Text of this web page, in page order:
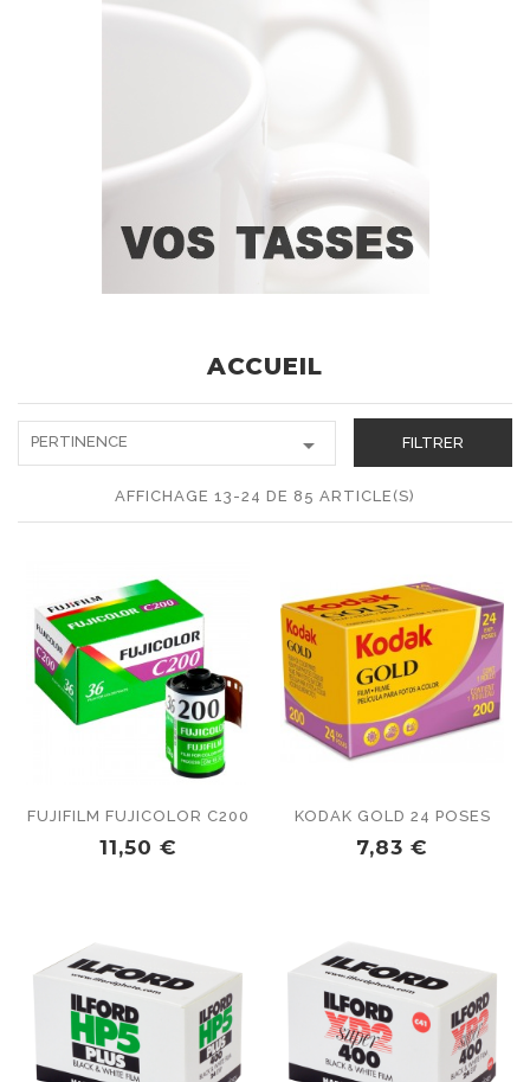
ACCUEIL
PERTINENCE  FILTRER
AFFICHAGE 13-24 DE 85 ARTICLE(S)
RUPTURE
DE
STOCK
FUJIFILM FUJICOLOR C200
PRIX
11,50 €
RUPTURE
DE
STOCK
KODAK GOLD 24 POSES
PRIX
7,83 €
DE
STOCK
DE
STOCK